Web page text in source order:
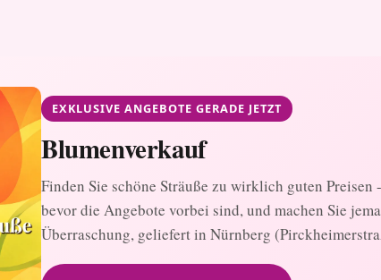
EXKLUSIVE ANGEBOTE GERADE JETZT
Blumenverkauf
Finden Sie schöne Sträuße zu wirklich guten Preisen
bevor die Angebote vorbei sind, und machen Sie
Überraschung, geliefert in Nürnberg